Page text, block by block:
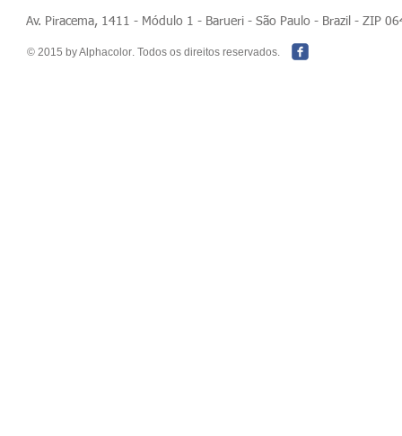
Av. Piracema, 1411 - Módulo 1 - Barueri - São Paulo - Brazil - ZIP
© 2015 by Alphacolor. Todos os direitos reservados.